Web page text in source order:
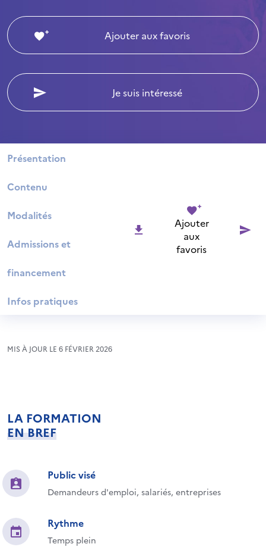
Ajouter aux favoris
Je suis intéressé
Présentation
Contenu
Modalités
Admissions et
financement
Infos pratiques
Ajouter
aux
favoris
MIS À JOUR LE 6 FÉVRIER 2026
LA FORMATION
EN BREF
Public visé
Demandeurs d'emploi, salariés, entreprises
Rythme
Temps plein